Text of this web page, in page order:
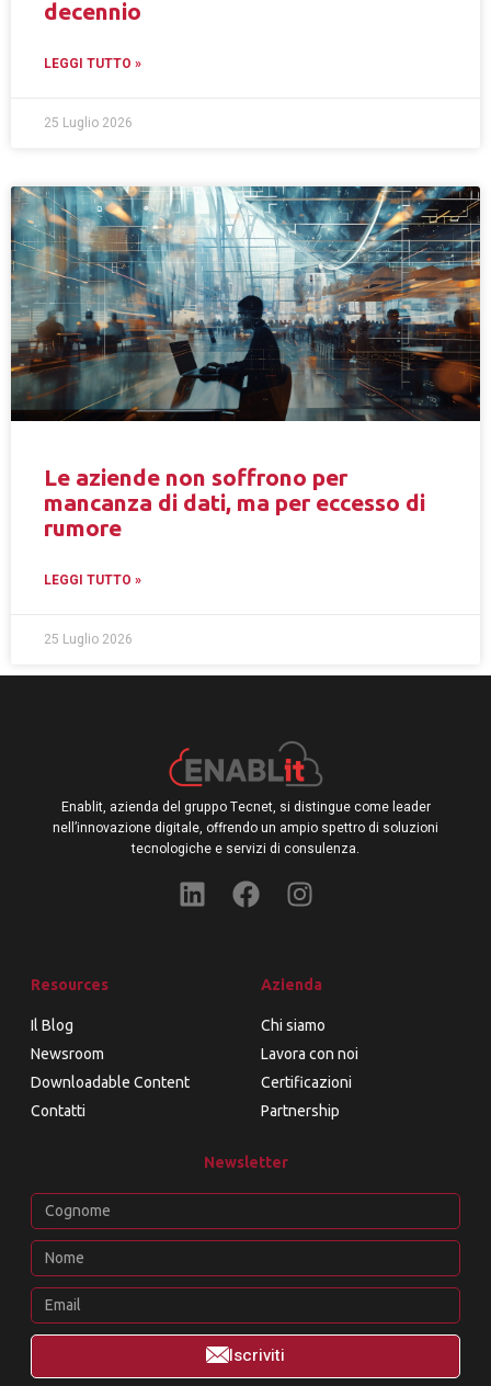
decennio
LEGGI TUTTO »
25 Luglio 2026
Le aziende non soffrono per
mancanza di dati, ma per eccesso di
rumore
LEGGI TUTTO »
25 Luglio 2026
Enablit, azienda del gruppo Tecnet, si distingue come leader
nell’innovazione digitale, offrendo un ampio spettro di soluzioni
tecnologiche e servizi di consulenza.
Resources
Il Blog
Newsroom
Downloadable Content
Contatti
Azienda
Chi siamo
Lavora con noi
Certificazioni
Partnership
Newsletter
Iscriviti